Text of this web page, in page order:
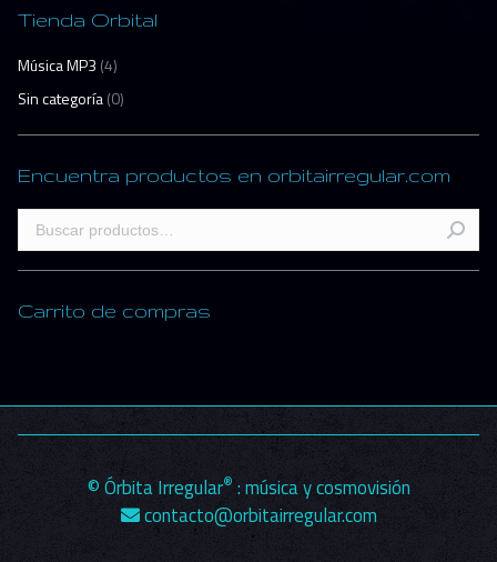
Tienda Orbital
Música MP3 (4)
Sin categoría(0)
Encuentra productos en orbitairregular.com
Carrito de compras
© Órbita Irregular® : música y cosmovisión
contacto@orbitairregular.com